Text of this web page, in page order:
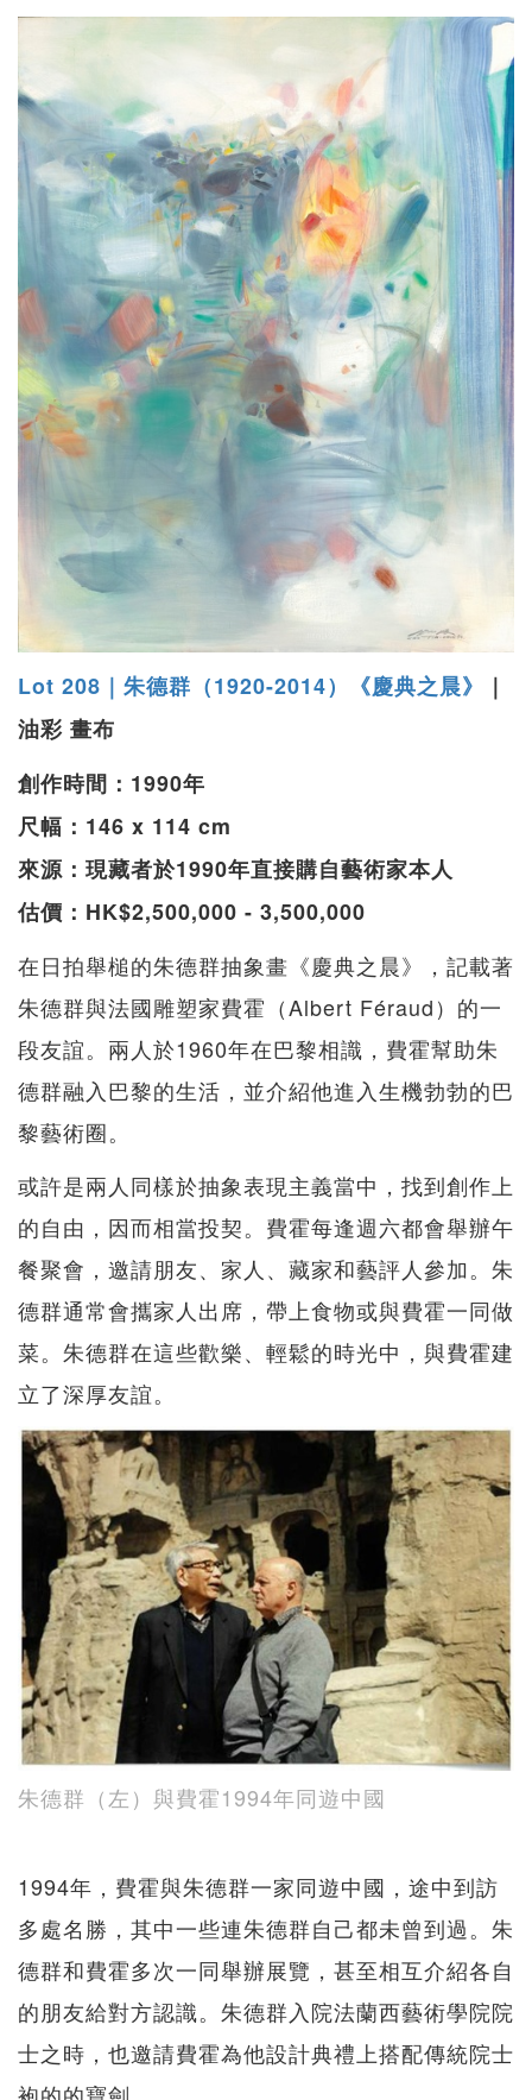
Lot 208｜朱德群（1920-2014）《慶典之晨》
｜
油彩 畫布
創作時間：1990年
尺幅：146 x 114 cm
來源：現藏者於1990年直接購自藝術家本人
估價：HK$2,500,000 - 3,500,000
在日拍舉槌的朱德群抽象畫《慶典之晨》，記載著
朱德群與法國雕塑家費霍（Albert Féraud）的一
段友誼。兩人於1960年在巴黎相識，費霍幫助朱
德群融入巴黎的生活，並介紹他進入生機勃勃的巴
黎藝術圈。
或許是兩人同樣於抽象表現主義當中，找到創作上
的自由，因而相當投契。費霍每逢週六都會舉辦午
餐聚會，邀請朋友、家人、藏家和藝評人參加。朱
德群通常會攜家人出席，帶上食物或與費霍一同做
菜。朱德群在這些歡樂、輕鬆的時光中，與費霍建
立了深厚友誼。
朱德群（左）與費霍1994年同遊中國
1994年，費霍與朱德群一家同遊中國，途中到訪
多處名勝，其中一些連朱德群自己都未曾到過。朱
德群和費霍多次一同舉辦展覽，甚至相互介紹各自
的朋友給對方認識。朱德群入院法蘭西藝術學院院
士之時，也邀請費霍為他設計典禮上搭配傳統院士
袍的的寶劍。